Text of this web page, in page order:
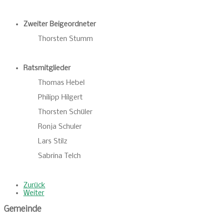
Zweiter Beigeordneter
Thorsten Stumm
Ratsmitglieder
Thomas Hebel
Philipp Hilgert
Thorsten Schüler
Ronja Schuler
Lars Stilz
Sabrina Telch
Zurück
Weiter
Gemeinde